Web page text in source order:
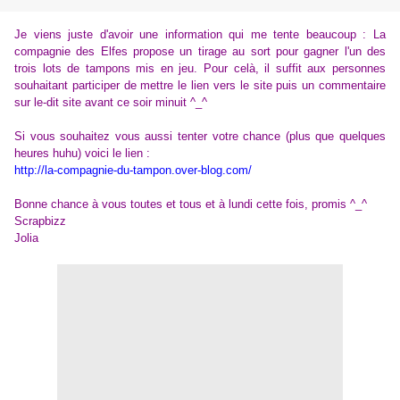
Je viens juste d'avoir une information qui me tente beaucoup : La
compagnie des Elfes propose un tirage au sort pour gagner l'un des
trois lots de tampons mis en jeu. Pour celà, il suffit aux personnes
souhaitant participer de mettre le lien vers le site puis un commentaire
sur le-dit site avant ce soir minuit ^_^
Si vous souhaitez vous aussi tenter votre chance (plus que quelques
heures huhu) voici le lien :
http://la-compagnie-du-tampon.over-blog.com/
Bonne chance à vous toutes et tous et à lundi cette fois, promis ^_^
Scrapbizz
Jolia